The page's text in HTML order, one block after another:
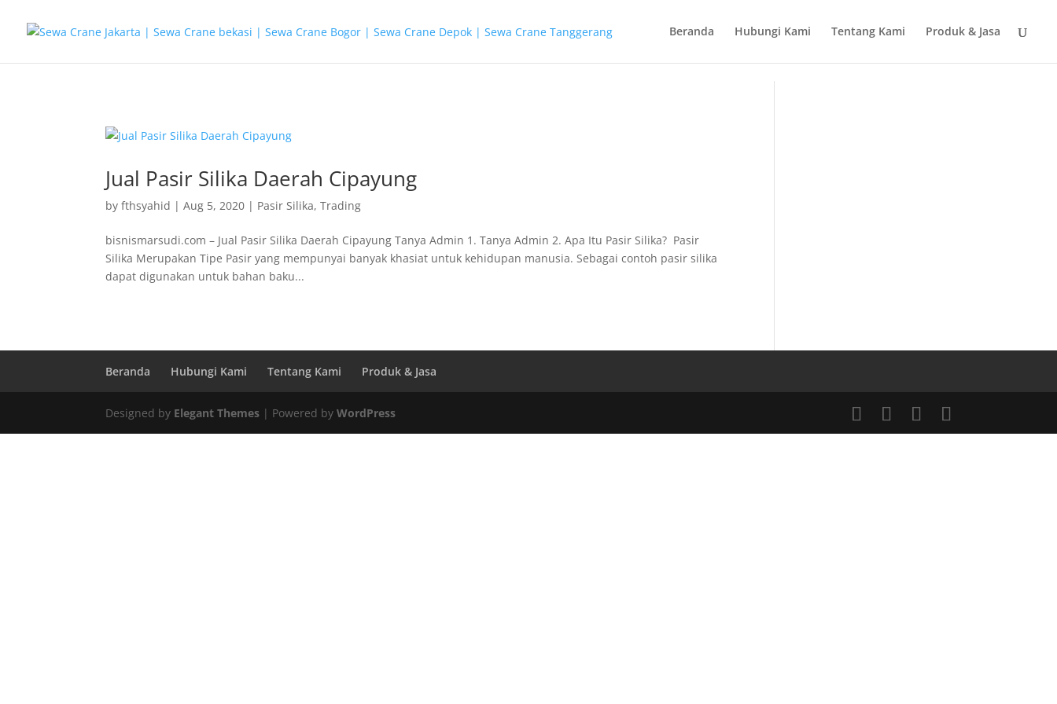
Beranda
Hubungi Kami Tentang Kami Produk & Jasa
Jual Pasir Silika Daerah Cipayung
byfthsyahid |Aug 5, 2020 | Pasir Silika,Trading
bisnismarsudi.com – Jual Pasir Silika Daerah Cipayung Tanya Admin 1. Tanya Admin 2. Apa Itu Pasir Silika? Pasir
Silika Merupakan Tipe Pasir yang mempunyai banyak khasiat untuk kehidupan manusia. Sebagai contoh pasir silika
dapat digunakan untuk bahan baku...
Beranda Hubungi Kami Tentang Kami Produk & Jasa
Designed by Elegant Themes | Powered byWordPress